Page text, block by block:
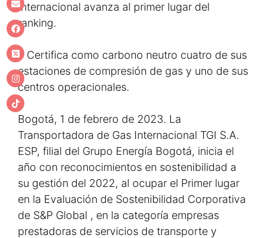
Internacional avanza al primer lugar del
ranking.
• Certifica como carbono neutro cuatro de sus
estaciones de compresión de gas y uno de sus
centros operacionales.
Bogotá, 1 de febrero de 2023. La
Transportadora de Gas Internacional TGI S.A.
ESP, filial del Grupo Energía Bogotá, inicia el
año con reconocimientos en sostenibilidad a
su gestión del 2022, al ocupar el Primer lugar
en la Evaluación de Sostenibilidad Corporativa
de S&P Global , en la categoría empresas
prestadoras de servicios de transporte y